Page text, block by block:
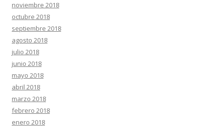
noviembre 2018
octubre 2018
septiembre 2018
agosto 2018
julio 2018
junio 2018
mayo 2018
abril 2018
marzo 2018
febrero 2018
enero 2018